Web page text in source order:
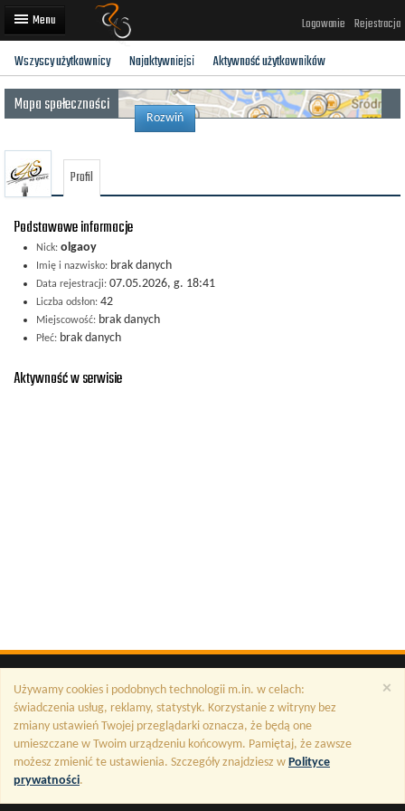
Logowanie Rejestracja
Artykuły
Trasy rowerowe
Wyścigi rowerowe
Użytkownicy
Dodaj
Wszyscy użytkownicy Najaktywniejsi Aktywność użytkowników
Mapa społeczności
Rozwiń
Profil
Podstawowe informacje
Nick: olgaoy
Imię i nazwisko: brak danych
Data rejestracji: 07.05.2026, g. 18:41
Liczba odsłon: 42
Miejscowość: brak danych
Płeć: brak danych
Aktywność w serwisie
×
Używamy cookies i podobnych technologii m.in. w celach:
świadczenia usług, reklamy, statystyk. Korzystanie z witryny bez
zmiany ustawień Twojej przeglądarki oznacza, że będą one
umieszczane w Twoim urządzeniu końcowym. Pamiętaj, że zawsze
możesz zmienić te ustawienia. Szczegóły znajdziesz w Polityce
prywatności.